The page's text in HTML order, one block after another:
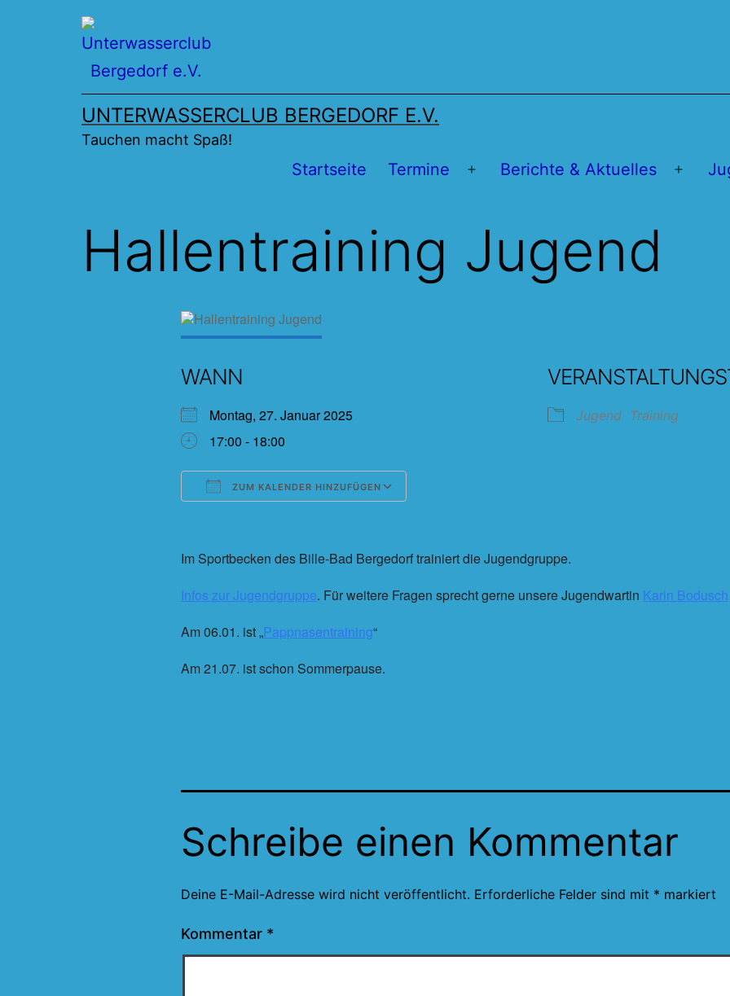
UNTERWASSERCLUB BERGEDORF E.V.
Tauchen macht Spaß!
Startseite Termine
Menü
Berichte & Aktuelles
Menü
Hallentraining Jugend
WANN
Montag, 27. Januar 2025
17:00 - 18:00
ZUM KALENDER HINZUFÜGEN
Jugend Training
Im Sportbecken des Bille-Bad Bergedorf trainiert die Jugendgruppe.
Infos zur Jugendgruppe. Für weitere Fragen sprecht gerne unsere Jugendwartin Karin Bodusch
Am 06.01. ist „Pappnasentraining“
Am 21.07. ist schon Sommerpause.
Schreibe einen Kommentar
Deine E-Mail-Adresse wird nicht veröffentlicht. Erforderliche Felder sind mit * markiert
Kommentar *